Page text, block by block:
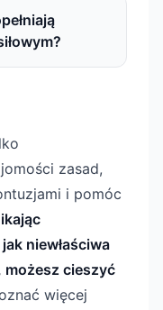
zasad,
i pomóc
niewłaściwa
cieszyć
więcej